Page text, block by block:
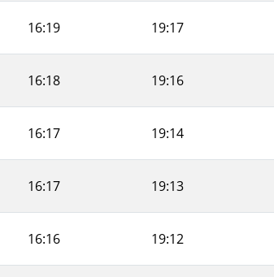
16:19 19:17
16:18 19:16
16:17 19:14
16:17 19:13
16:16 19:12